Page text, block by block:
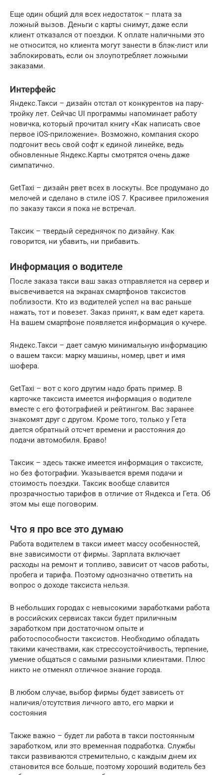
Еще один общий для всех недостаток – плата за
ложный вызов. Деньги с карты снимут, даже если
клиент отказался от поездки. К оплате наличными это
не относится, но клиента могут занести в блэк-лист или
заблокировать, если он злоупотребляет ложными
заказами.
Интерфейс
Яндекс.Такси – дизайн отстал от конкурентов на пару-
тройку лет. Сейчас UI программы напоминает работу
новичка, который прочитал книгу «Как написать свое
первое iOS-приложение». Возможно, компания скоро
подгонит весь свой софт к единой линейке, ведь
обновленные Яндекс.Карты смотрятся очень даже
симпатично.
GetTaxi – дизайн рвет всех в лоскуты. Все продумано до
мелочей и сделано в стиле iOS 7. Красивее приложения
по заказу такси я пока не встречал.
Таксик – твердый середнячок по дизайну. Как
говорится, ни убавить, ни прибавить.
Информация о водителе
После заказа такси ваш заказ отправляется на сервер и
высвечивается на экранах смартфонов таксистов
поблизости. Кто из водителей успел на вас раньше
нажать, тот и повезет. Заказ принят, к вам едет карета.
На вашем смартфоне появляется информация о кучере.
Яндекс.Такси – дает самую минимальную информацию
о вашем такси: марку машины, номер, цвет и имя
шофера.
GetTaxi – вот с кого другим надо брать пример. В
карточке таксиста имеется информация о водителе
вместе с его фотографией и рейтингом. Вас заранее
знакомят друг с другом. Кроме того, только у Гета
дается обратный отсчет времени и расстояния до
подачи автомобиля. Браво!
Таксик – здесь также имеется информация о таксисте,
но без фотографии. Указывается время подачи и
стоимость поездки. Таксик вообще славится
прозрачностью тарифов в отличие от Яндекса и Гета. Об
этом мы еще поговорим.
Что я про все это думаю
Работа водителем в такси имеет массу особенностей,
вне зависимости от фирмы. Зарплата включает
расходы на ремонт и топливо, зависит от часов работы,
пробега и тарифа. Поэтому однозначно ответить на
вопрос о доходе таксиста нельзя.
В небольших городах с невысокими заработками работа
в российских сервисах такси будет приличным
заработком при достаточном опыте и
работоспособности таксистов. Необходимо обладать
такими качествами, как стрессоустойчивость, терпение,
умение общаться с самыми разными клиентами. Плюс
никто не отменял отличное знание города.
В любом случае, выбор фирмы будет зависеть от
наличия/отсутствия личного авто, его марки и
состояния
Также важно – будет ли работа в такси постоянным
заработком, или это временная подработка. Службы
такси развиваются стремительно, с каждым днем их
становится все больше, поэтому хороший водитель без